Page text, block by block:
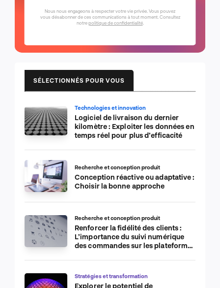
Nous nous engageons à respecter votre vie privée. Vous pouvez
vous désabonner de ces communications à tout moment. Consultez
notrepolitique de confidentialité.
SÉLECTIONNÉS POUR VOUS
Technologies et innovation
Logiciel de livraison du dernier
kilomètre : Exploiter les données en
temps réel pour plus d’efficacité
Recherche et conception produit
Conception réactive ou adaptative :
Choisir la bonne approche
Recherche et conception produit
Renforcer la fidélité des clients :
L’importance du suivi numérique
des commandes sur les plateformes
Stratégies et transformation
Explorer le potentiel de